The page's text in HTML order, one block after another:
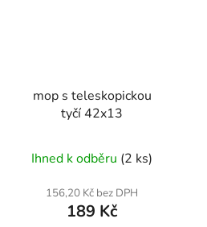
mop s teleskopickou
tyčí 42x13
Ihned k odběru (2 ks)
156,20 Kč bez DPH
189 Kč